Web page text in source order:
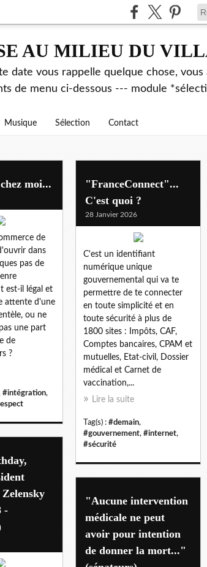
AU MILIEU DU
date vous rappelle quelque chose,
de menu ci-dessous --- module
Musique Sélection Contact
moi...
de
dans
pas de
est-il légal et
attente d'une
ou ne
une part
de
?
#intégration,
"FranceConnect"...
C'est quoi ?
28 Janvier 2026
C'est un identifiant
numérique unique
gouvernemental qui va te
permettre de te connecter
en toute simplicité et en
toute sécurité à plus de
1800 sites : Impôts, CAF,
Comptes bancaires, CPAM et
mutuelles, Etat-civil, Dossier
médical et Carnet de
vaccination,...
Lire la suite
Tag(s) : #demain,
#gouvernement, #internet,
#sécurité
-
"Aucune intervention
médicale ne peut
avoir pour intention
de donner la mort..."